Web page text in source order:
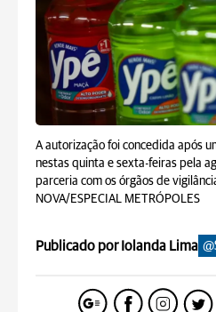
A autorização foi concedida após
nestas quinta e sexta-feiras pela
parceria com os órgãos de
NOVA/ESPECIAL METRÓPOLES
Publicado por Iolanda Lima